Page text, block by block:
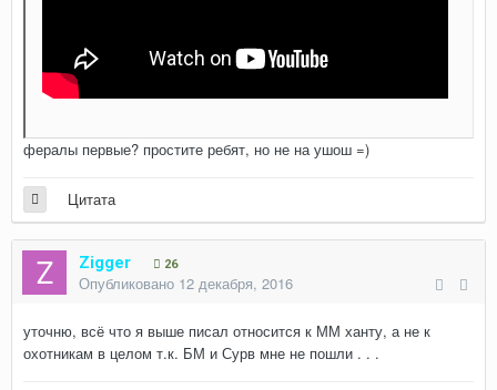
фералы первые? простите ребят, но не на ушош =)
Цитата
Zigger 26
Опубликовано 12 декабря, 2016
уточню, всё что я выше писал относится к ММ ханту, а не к
охотникам в целом т.к. БМ и Сурв мне не пошли . . .